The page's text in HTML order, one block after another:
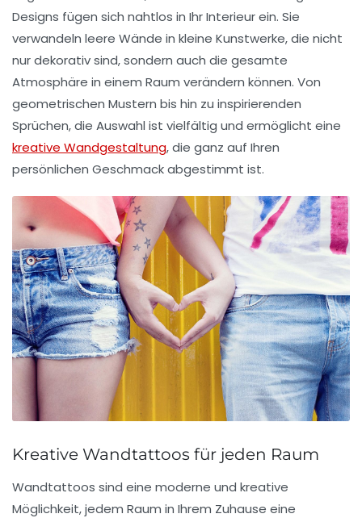
Designs fügen sich nahtlos in IhrInterieurein. Sie
verwandeln leere Wände in kleine Kunstwerke, die nicht
nur dekorativ sind, sondern auch die gesamte
Atmosphäre in einem Raum verändern können. Von
geometrischen Mustern bis hin zu inspirierenden
Sprüchen, die Auswahl ist vielfältig und ermöglicht eine
kreative Wandgestaltung, die ganz auf Ihren
persönlichen Geschmack abgestimmt ist.
Kreative Wandtattoos für jeden Raum
Wandtattoos sind eine moderne und kreative
Möglichkeit, jedem Raum in Ihrem Zuhause eine